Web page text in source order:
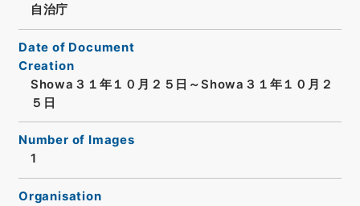
自治庁
Date of Document
Creation
Showa３１年１０月２５日～Showa３１年１０月２
５日
Number of Images
1
Organisation